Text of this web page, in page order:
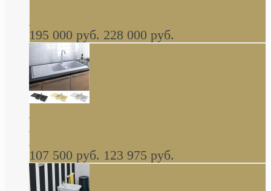
глянцевая платина В НАЛИЧИИ
195 000 руб. 228 000 руб.
керамическая мойка 1160 x 510 мм белая,
серая, черная, бежевая В НАЛИЧИИ
107 500 руб. 123 975 руб.